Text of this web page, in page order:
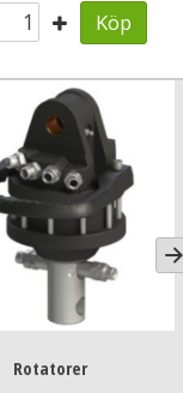
Köp
Skördare